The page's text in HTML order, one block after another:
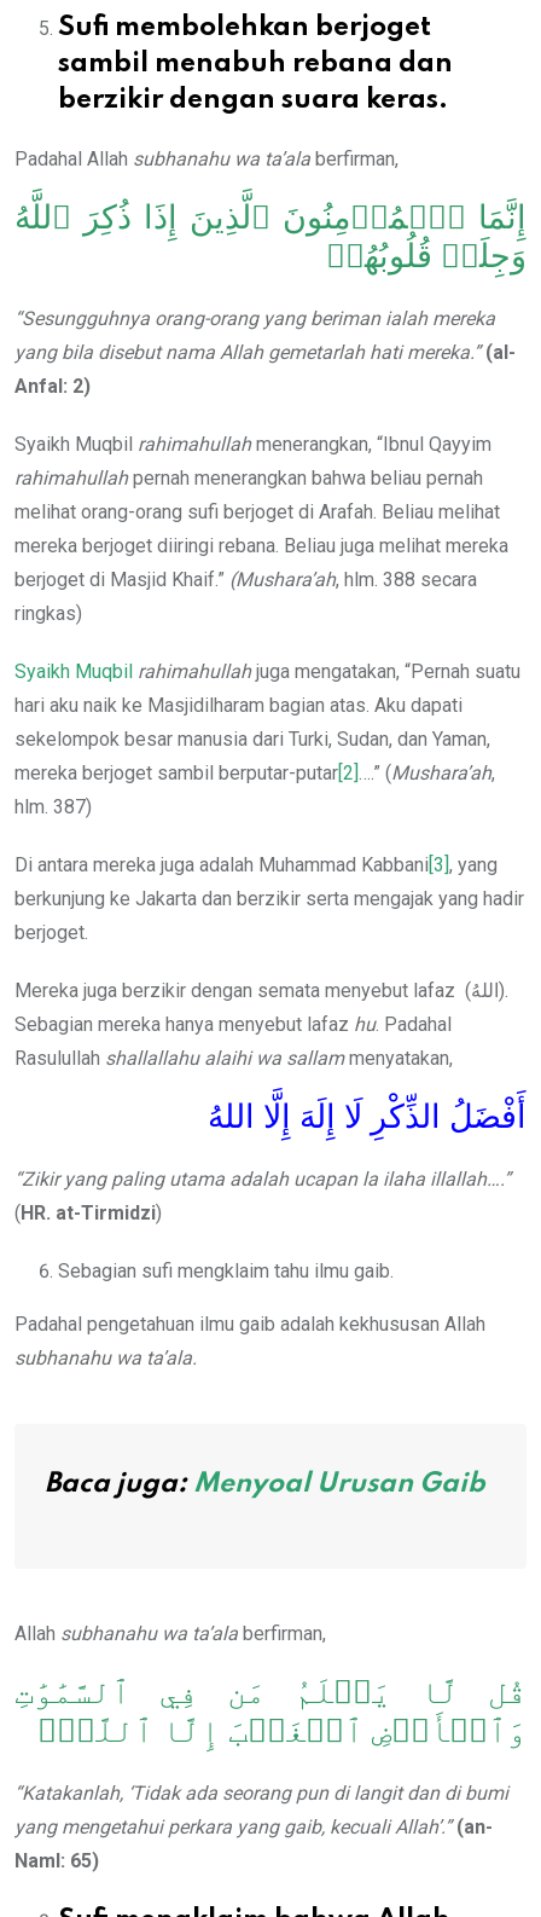
Sufi membolehkan berjoget
sambil menabuh rebana dan
berzikir dengan suara keras.
Padahal Allah subhanahu wa ta’ala berfirman,
إِنَّمَا ٱلۡمُؤۡمِنُونَ ٱلَّذِينَ إِذَا ذُكِرَ ٱللَّهُ
وَجِلَتۡ قُلُوبُهُمۡ
“Sesungguhnya orang-orang yang beriman ialah mereka
yang bila disebut nama Allah gemetarlah hati mereka.” (al-
Anfal: 2)
Syaikh Muqbil rahimahullahmenerangkan, “Ibnul Qayyim
rahimahullahpernah menerangkan bahwa beliau pernah
melihat orang-orang sufi berjoget di Arafah. Beliau melihat
mereka berjoget diiringi rebana. Beliau juga melihat mereka
berjoget di Masjid Khaif.” (Mushara’ah, hlm. 388 secara
ringkas)
Syaikh Muqbil rahimahullahjuga mengatakan, “Pernah suatu
hari aku naik ke Masjidilharam bagian atas. Aku dapati
sekelompok besar manusia dari Turki, Sudan, dan Yaman,
mereka berjoget sambil berputar-putar[2]….” (Mushara’ah,
hlm. 387)
Di antara mereka juga adalah Muhammad Kabbani[3], yang
berkunjung ke Jakarta dan berzikir serta mengajak yang hadir
berjoget.
Mereka juga berzikir dengan semata menyebut lafaz (اللهُ).
Sebagian mereka hanya menyebut lafaz hu. Padahal
Rasulullah shallallahu alaihi wa sallammenyatakan,
أَفْضَلُ الذِّكْرِ لَا إِلَهَ إِلَّا اللهُ
“Zikir yang paling utama adalah ucapan la ilaha illallah….”
(HR. at-Tirmidzi)
Sebagian sufi mengklaim tahu ilmu gaib.
Padahal pengetahuan ilmu gaib adalah kekhususan Allah
subhanahu wa ta’ala.
Baca juga: Menyoal Urusan Gaib
Allah subhanahu wa ta’ala berfirman,
قُل لَّا يَعۡلَمُ مَن فِي ٱلسَّمَٰوَٰتِ
وَٱلۡأَرۡضِ ٱلۡغَيۡبَ إِلَّا ٱللَّهُۚ
“Katakanlah, ‘Tidak ada seorang pun di langit dan di bumi
yang mengetahui perkara yang gaib, kecuali Allah’.” (an-
Naml: 65)